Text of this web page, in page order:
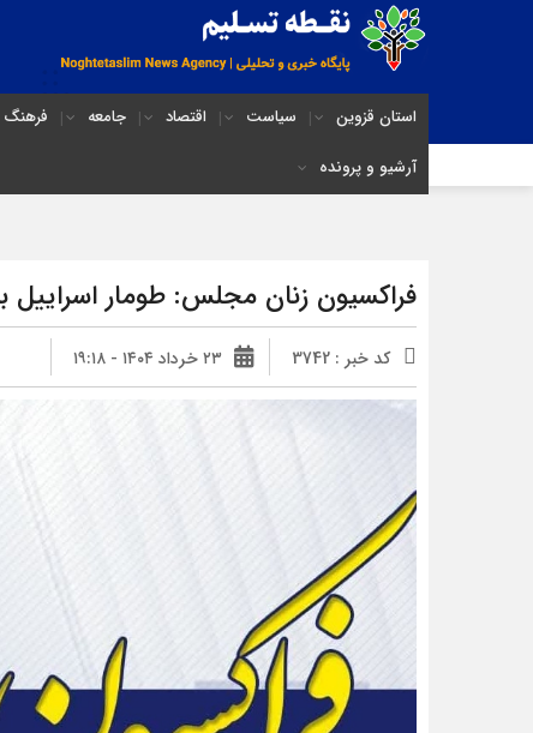
استان قزوین سیاست اقتصاد جامعه فرهنگ
آرشیو و پرونده
فراکسیون زنان مجلس: طومار
کد خبر : 3742 ۲۳ خرداد ۱۴۰۴ - ۱۹:۱۸